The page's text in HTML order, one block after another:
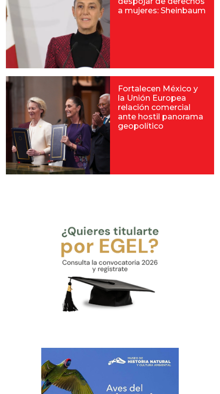
a mujeres: Sheinbaum
Fortalecen México y
la Unión Europea
relación comercial
ante hostil panorama
geopolítico